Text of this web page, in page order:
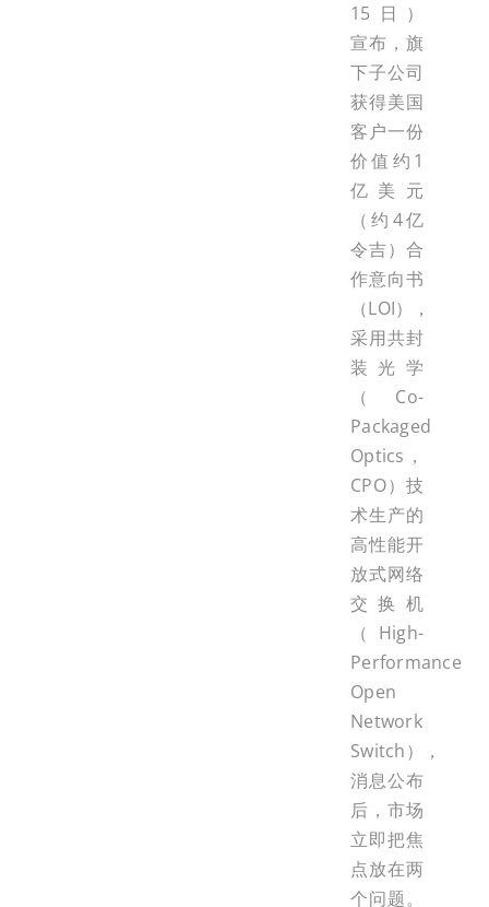
15日）
宣布，旗
下子公司
获得美国
客户一份
价值约1
亿美元
（约4亿
令吉）合
作意向书
（LOI），
采用共封
装光学
（Co-
Packaged
Optics，
CPO）技
术生产的
高性能开
放式网络
交换机
（High-
Performance
Open
Network
Switch），
消息公布
后，市场
立即把焦
点放在两
个问题。